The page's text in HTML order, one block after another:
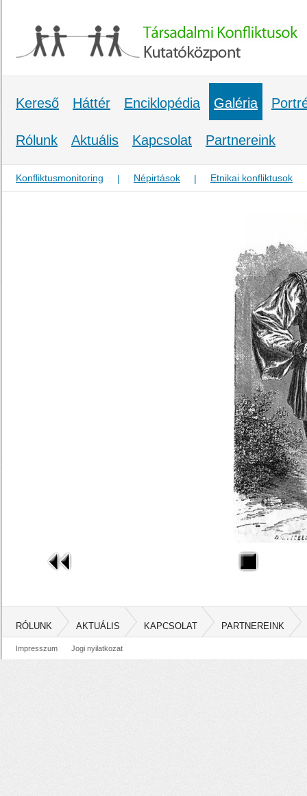
Kereső Háttér Enciklopédia Galéria
Rólunk Aktuális Kapcsolat Partnereink
Konfliktusmonitoring | Népirtások | Etnikai konfliktusok
RÓLUNK AKTUÁLIS KAPCSOLAT PARTNEREINK
Impresszum Jogi nyilatkozat